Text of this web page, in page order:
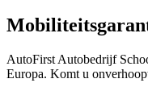
AutoFirst Autobedrijf
Europa. Komt u